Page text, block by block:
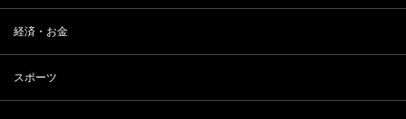
経済・お金
スポーツ